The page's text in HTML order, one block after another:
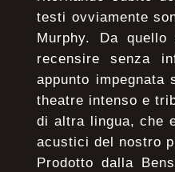
testi ovviamente
Murphy. Da
recensire senza
appunto
theatre intenso e
di altra lingua, che
acustici del nostro
Prodotto dalla